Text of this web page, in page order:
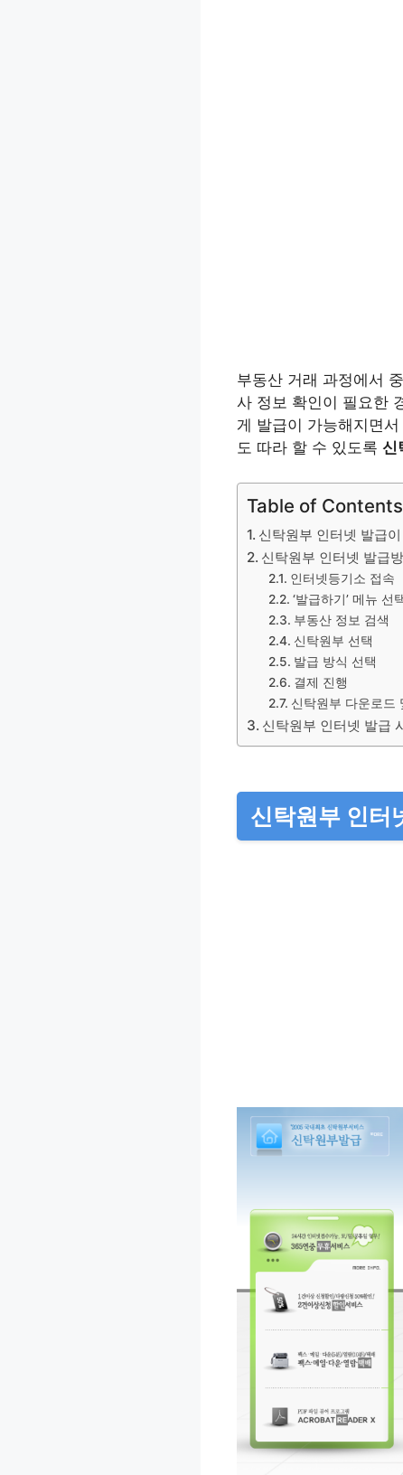
부동산 거래 과정에서
사 정보 확인이 필요한
게 발급이 가능해지면서
도 따라 할 수 있도록 신
Table of Contents
신탁원부 인터넷 발급
신탁원부 인터넷 발급
인터넷등기소 접속
‘발급하기’ 메뉴 선
부동산 정보 검색
신탁원부 선택
발급 방식 선택
결제 진행
신탁원부 다운로드
신탁원부 인터넷 발급
신탁원부 인터